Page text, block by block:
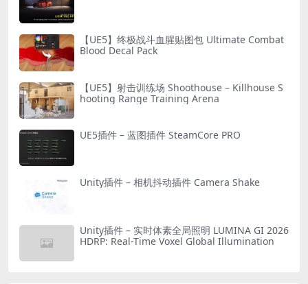
【UE5】终极战斗血腥贴图包 Ultimate Combat
Blood Decal Pack
【UE5】射击训练场 Shoothouse – Killhouse S
hooting Range Training Arena
UE5插件 – 蓝图插件 SteamCore PRO
Unity插件 – 相机抖动插件 Camera Shake
Unity插件 – 实时体素全局照明 LUMINA GI 2026
HDRP: Real-Time Voxel Global Illumination